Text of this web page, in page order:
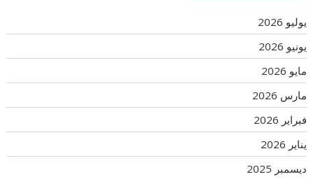
يوليو 2026
يونيو 2026
مايو 2026
مارس 2026
فبراير 2026
يناير 2026
ديسمبر 2025